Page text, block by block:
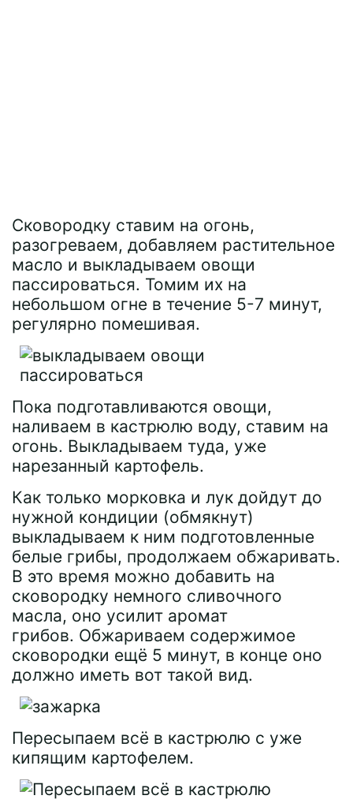
Сковородку ставим на огонь,
разогреваем, добавляем растительное
масло и выкладываем овощи
пассироваться. Томим их на
небольшом огне в течение 5-7 минут,
регулярно помешивая.
Пока подготавливаются овощи,
наливаем в кастрюлю воду, ставим на
огонь. Выкладываем туда, уже
нарезанный картофель.
Как только морковка и лук дойдут до
нужной кондиции (обмякнут)
выкладываем к ним подготовленные
белые грибы, продолжаем обжаривать.
В это время можно добавить на
сковородку немного сливочного
масла, оно усилит аромат
грибов. Обжариваем содержимое
сковородки ещё 5 минут, в конце оно
должно иметь вот такой вид.
Пересыпаем всё в кастрюлю с уже
кипящим картофелем.